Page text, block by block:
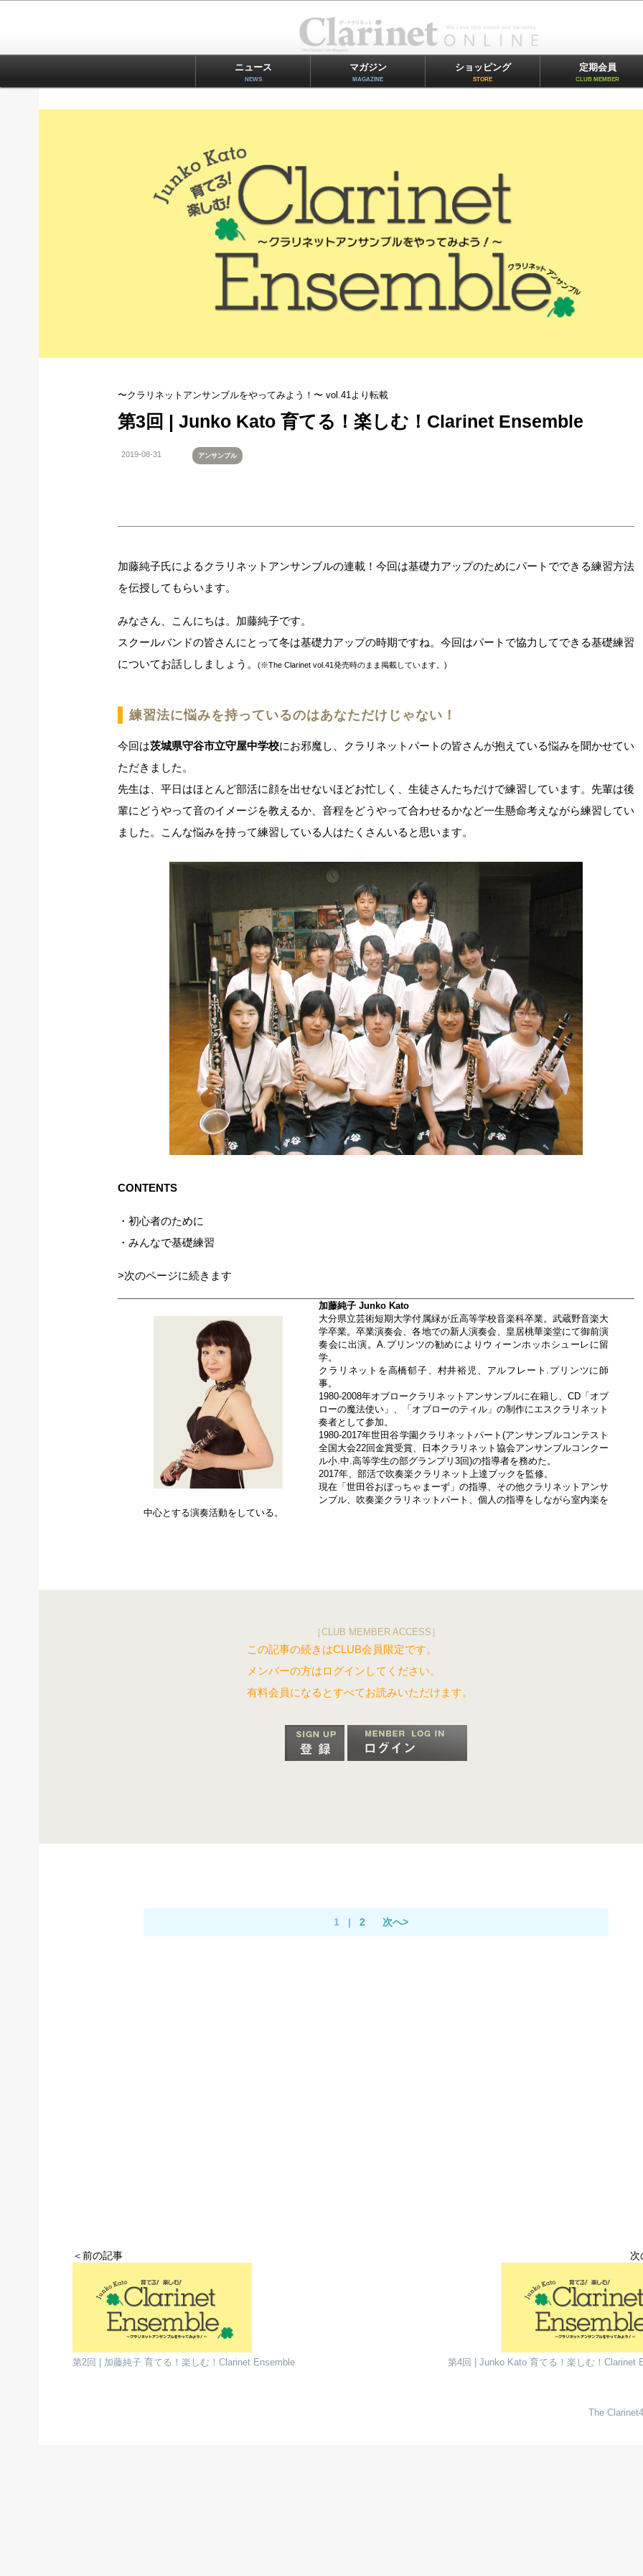
ニュース
NEWS
マガジン
MAGAZINE
ショッピング
STORE
定期会員
CLUB MEMBER
〜クラリネットアンサンブルをやってみよう！〜 vol.41より転載
第3回 | Junko Kato 育てる！楽しむ！Clarinet Ensemble
2019-08-31 アンサンブル
加藤純子氏によるクラリネットアンサンブルの連載！今回は基礎力アップのためにパートでできる練習方法
を伝授してもらいます。
みなさん、こんにちは。加藤純子です。
スクールバンドの皆さんにとって冬は基礎力アップの時期ですね。今回はパートで協力してできる基礎練習
についてお話ししましょう。(※The Clarinet vol.41発売時のまま掲載しています。)
練習法に悩みを持っているのはあなただけじゃない！
今回は茨城県守谷市立守屋中学校にお邪魔し、クラリネットパートの皆さんが抱えている悩みを聞かせてい
ただきました。
先生は、平日はほとんど部活に顔を出せないほどお忙しく、生徒さんたちだけで練習しています。先輩は後
輩にどうやって音のイメージを教えるか、音程をどうやって合わせるかなど一生懸命考えながら練習してい
ました。こんな悩みを持って練習している人はたくさんいると思います。
CONTENTS
・初心者のために
・みんなで基礎練習
>次のページに続きます
加藤純子 Junko Kato
大分県立芸術短期大学付属緑が丘高等学校音楽科卒業。武蔵野音楽大
学卒業。卒業演奏会、各地での新人演奏会、皇居桃華楽堂にて御前演
奏会に出演。A.プリンツの勧めによりウィーンホッホシューレに留
学。
クラリネットを高橋郁子、村井裕児、アルフレート.プリンツに師
事。
1980-2008年オブロークラリネットアンサンブルに在籍し、CD「オブ
ローの魔法使い」、「オブローのティル」の制作にエスクラリネット
奏者として参加。
1980-2017年世田谷学園クラリネットパート(アンサンブルコンテスト
全国大会22回金賞受賞、日本クラリネット協会アンサンブルコンクー
ル小.中.高等学生の部グランプリ3回)の指導者を務めた。
2017年、部活で吹奏楽クラリネット上達ブックを監修。
現在「世田谷おぼっちゃまーず」の指導、その他クラリネットアンサ
ンブル、吹奏楽クラリネットパート、個人の指導をしながら室内楽を
中心とする演奏活動をしている。
［CLUB MEMBER ACCESS］
この記事の続きはCLUB会員限定です。
メンバーの方はログインしてください。
有料会員になるとすべてお読みいただけます。
1 |2 次へ>
＜前の記事
第2回 | 加藤純子 育てる！楽しむ！Clarinet Ensemble
次
第4回 | Junko Kato 育てる！楽しむ！Clarinet
The